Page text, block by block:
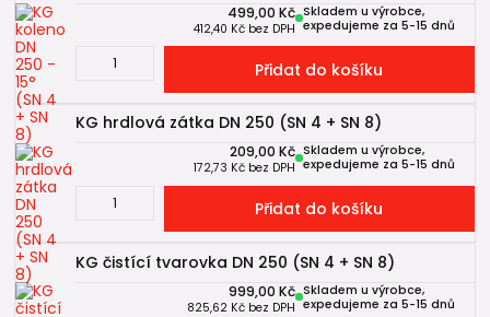
499,00 Kč
412,40 Kč bez DPH
Skladem u výrobce,
expedujeme za 5-15 dnů
Přidat do košíku
KG hrdlová zátka DN 250 (SN 4 + SN 8)
209,00 Kč
172,73 Kč bez DPH
Skladem u výrobce,
expedujeme za 5-15 dnů
Přidat do košíku
KG čistící tvarovka DN 250 (SN 4 + SN 8)
999,00 Kč
825,62 Kč bez DPH
Skladem u výrobce,
expedujeme za 5-15 dnů